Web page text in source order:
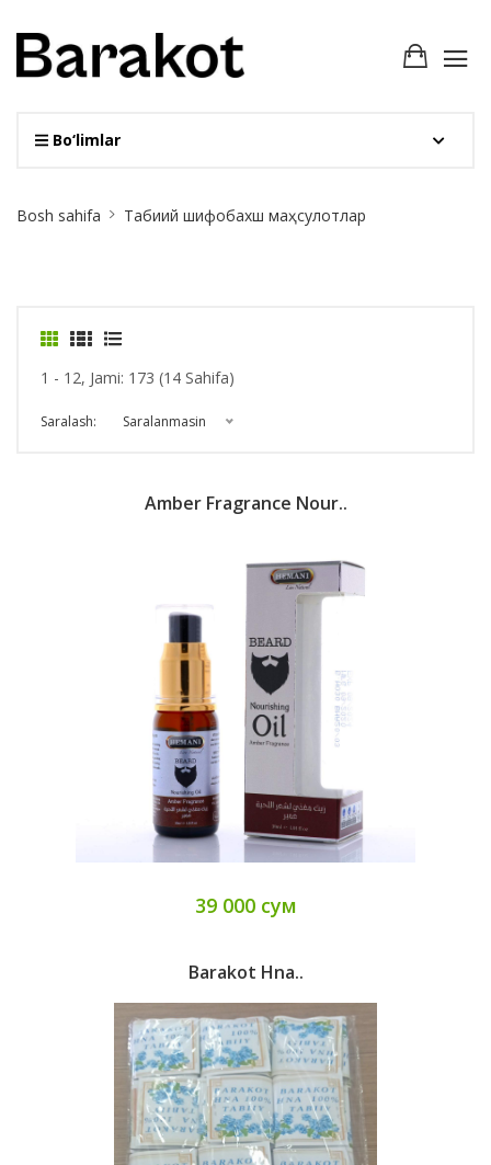
Bo‘limlar
Breadcrumb
Bosh sahifa Табиий шифобахш маҳсулотлар
1 - 12, Jami: 173 (14 Sahifa)
Saralash: Saralanmasin
Amber Fragrance Nour..
39 000 сум
Barakot Hna..